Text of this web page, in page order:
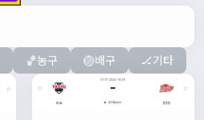
🏀농구 🏐배구 🏒기타